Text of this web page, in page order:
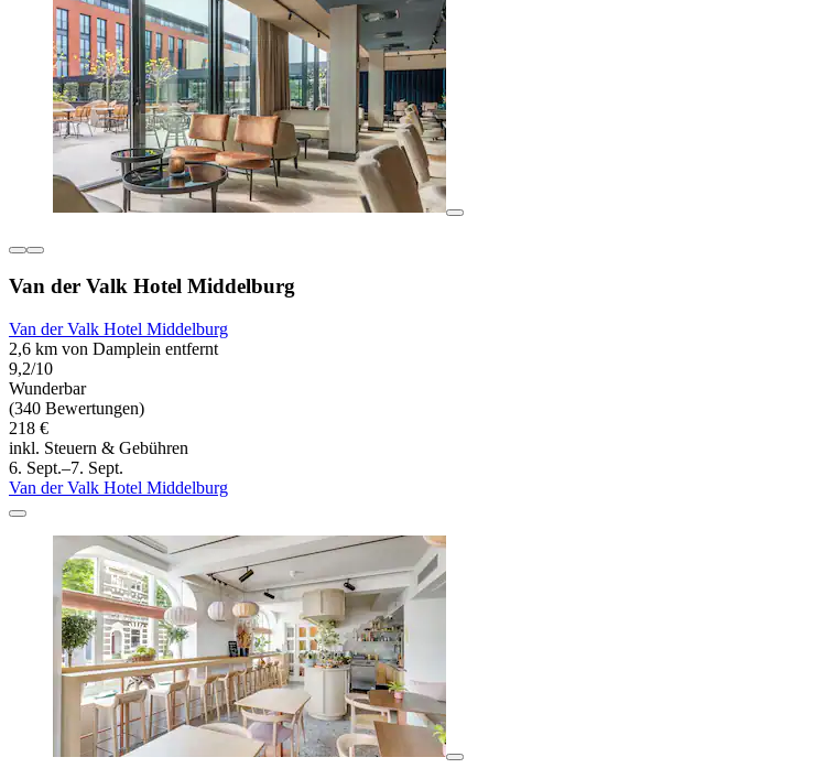
Van der Valk Hotel Middelburg
Van der Valk Hotel Middelburg
2,6 km von Damplein entfernt
9,2/10
Wunderbar
(340 Bewertungen)
218 €
inkl. Steuern & Gebühren
6. Sept.–7. Sept.
Van der Valk Hotel Middelburg